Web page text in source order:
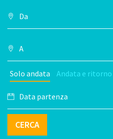
Solo andata Andata e ritorno
CERCA